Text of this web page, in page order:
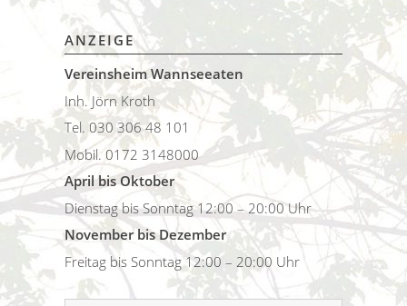
ANZEIGE
Vereinsheim Wannseeaten
Inh. Jörn Kroth
Tel. 030 306 48 101
Mobil. 0172 3148000
April bis Oktober
Dienstag bis Sonntag 12:00 – 20:00 Uhr
November bis Dezember
Freitag bis Sonntag 12:00 – 20:00 Uhr